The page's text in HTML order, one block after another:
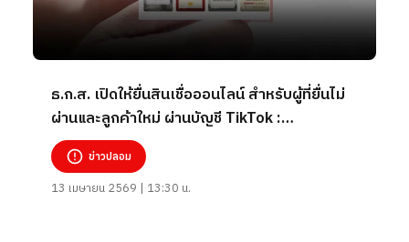
ธ.ก.ส. เปิดให้ยื่นสินเชื่อออนไลน์ สำหรับผู้ที่ยื่นไม่
ผ่านและลูกค้าใหม่ ผ่านบัญชี TikTok :
wisudigyqr2
ข่าวปลอม
13 เมษายน 2569 | 13:30 น.